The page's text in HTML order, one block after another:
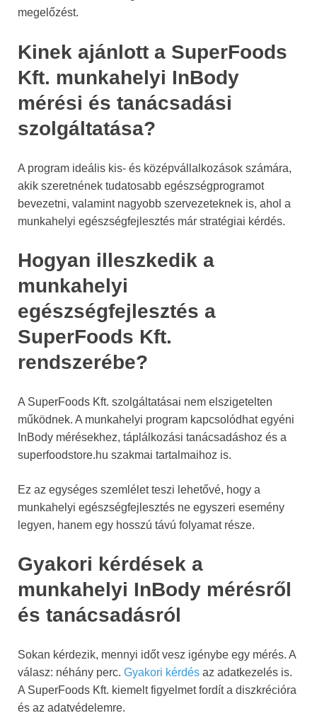
megelőzést.
Kinek ajánlott a SuperFoods
Kft. munkahelyi InBody
mérési és tanácsadási
szolgáltatása?
A program ideális kis- és középvállalkozások számára,
akik szeretnének tudatosabb egészségprogramot
bevezetni, valamint nagyobb szervezeteknek is, ahol a
munkahelyi egészségfejlesztés már stratégiai kérdés.
Hogyan illeszkedik a
munkahelyi
egészségfejlesztés a
SuperFoods Kft.
rendszerébe?
A SuperFoods Kft. szolgáltatásai nem elszigetelten
működnek. A munkahelyi program kapcsolódhat egyéni
InBody mérésekhez, táplálkozási tanácsadáshoz és a
superfoodstore.hu szakmai tartalmaihoz is.
Ez az egységes szemlélet teszi lehetővé, hogy a
munkahelyi egészségfejlesztés ne egyszeri esemény
legyen, hanem egy hosszú távú folyamat része.
Gyakori kérdések a
munkahelyi InBody mérésről
és tanácsadásról
Sokan kérdezik, mennyi időt vesz igénybe egy mérés. A
válasz: néhány perc. Gyakori kérdés az adatkezelés is.
A SuperFoods Kft. kiemelt figyelmet fordít a diszkrécióra
és az adatvédelemre.